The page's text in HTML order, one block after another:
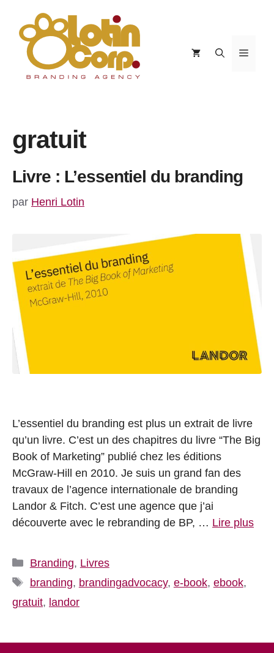
contenu
Menu
gratuit
Livre : L’essentiel du branding
par Henri Lotin
L’essentiel du branding est plus un extrait de livre
qu’un livre. C’est un des chapitres du livre “The Big
Book of Marketing” publié chez les éditions
McGraw-Hill en 2010. Je suis un grand fan des
travaux de l’agence internationale de branding
Landor & Fitch. C’est une agence que j’ai
découverte avec le rebranding de BP, … Lire plus
Catégories
Branding, Livres
Étiquettes
branding, brandingadvocacy, e-book, ebook,
gratuit, landor